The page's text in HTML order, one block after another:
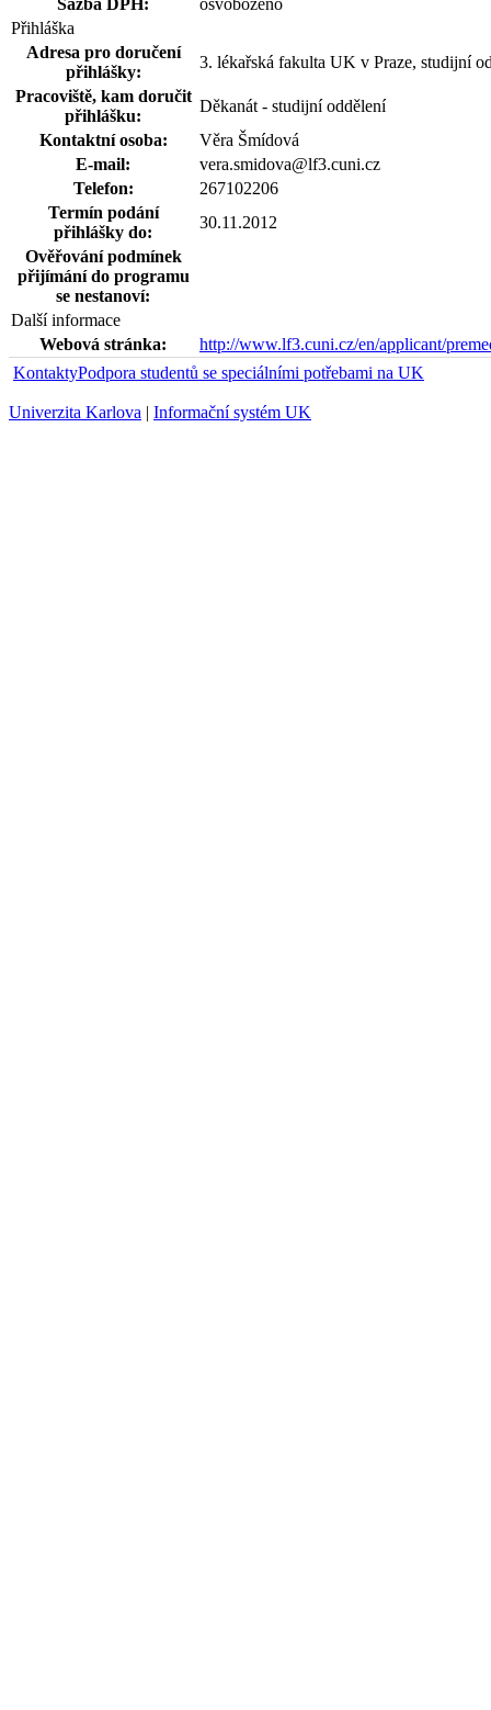
Sazba DPH:
osvobozeno
Přihláška
Adresa pro doručení
přihlášky:
3. lékařská fakulta UK v Praze, studijní
Pracoviště, kam doručit
přihlášku:
Děkanát - studijní oddělení
Kontaktní osoba:
Věra Šmídová
E-mail:
vera.smidova@lf3.cuni.cz
Telefon:
267102206
Termín podání
přihlášky do:
30.11.2012
Ověřování podmínek
přijímání do programu
se nestanoví:
Další informace
Webová stránka:
http://www.lf3.cuni.cz/en/applicant/
KontaktyPodpora studentů se speciálními potřebami na UK
Univerzita Karlova | Informační systém UK